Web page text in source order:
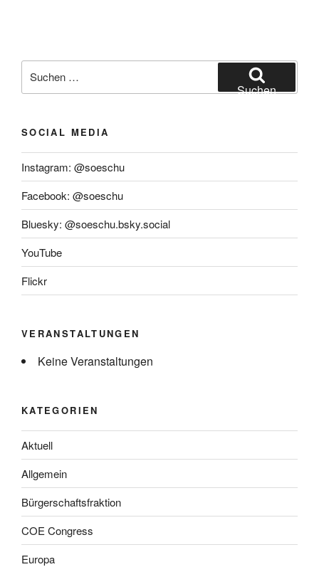
nach:
Suchen
SOCIAL MEDIA
Instagram: @soeschu
Facebook: @soeschu
Bluesky: @soeschu.bsky.social
YouTube
Flickr
VERANSTALTUNGEN
Keine Veranstaltungen
KATEGORIEN
Aktuell
Allgemein
Bürgerschaftsfraktion
COE Congress
Europa